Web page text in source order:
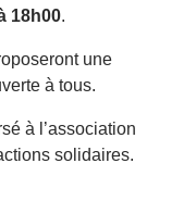
18h00.
une
à tous.
à l’association
solidaires.